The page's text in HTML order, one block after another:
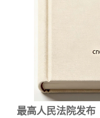
最高人民法院发布